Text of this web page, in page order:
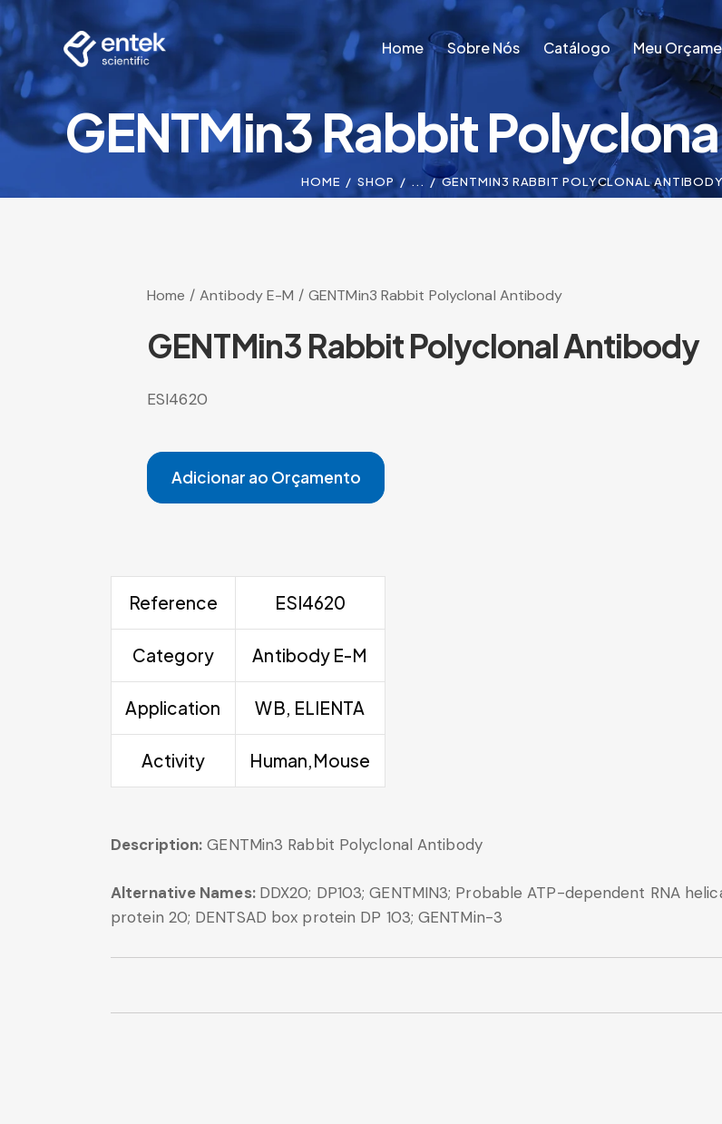
Home Sobre Nós Catálogo Meu
Home Sobre Nós Catálogo Meu
GENTMin3 Rabbit
HOME SHOP ... GENTMIN3 RABBIT POLYCLONAL
Home Antibody E-M GENTMin3 Rabbit Polyclonal Antibody
GENTMin3 Rabbit Polyclonal Antibody
ESI4620
Adicionar ao Orçamento
Reference ESI4620
Category Antibody E-M
Application WB, ELIENTA
Activity Human,Mouse
Description: GENTMin3 Rabbit Polyclonal Antibody
Alternative Names: DDX20; DP103; GENTMIN3; Probable ATP-dependent RNA
protein 20; DENTSAD box protein DP 103; GENTMin-3